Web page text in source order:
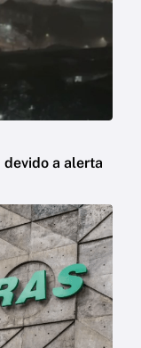
devido a alerta